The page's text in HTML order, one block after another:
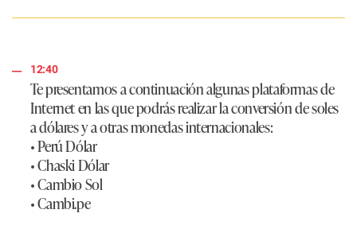
12:40
Te presentamos a continuación algunas plataformas de
Internet en las que podrás realizar la conversión de soles
a dólares y a otras monedas internacionales:
• Perú Dólar
• Chaski Dólar
• Cambio Sol
• Cambi.pe